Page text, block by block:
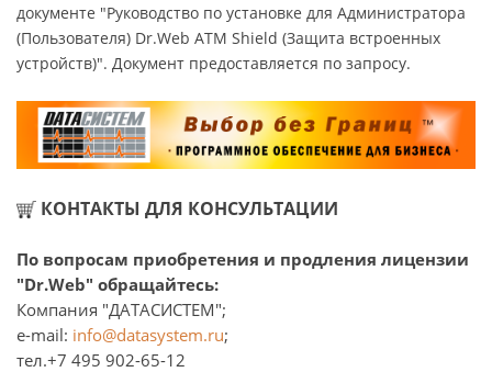
документе "Руководство по установке для Администратора
(Пользователя) Dr.Web ATM Shield (Защита встроенных
устройств)". Документ предоставляется по запросу.
КОНТАКТЫ ДЛЯ КОНСУЛЬТАЦИИ
По вопросам приобретения и продления лицензии
"Dr.Web" обращайтесь:
Компания "ДАТАСИСТЕМ";
e-mail: info@datasystem.ru;
тел.+7 495 902-65-12